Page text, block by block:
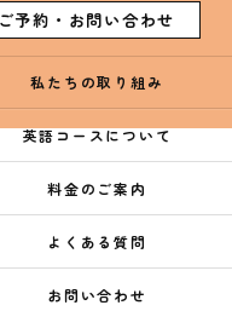
ご予約・お問い合わせ
私たちの取り組み
英語コースについて
料金のご案内
よくある質問
お問い合わせ